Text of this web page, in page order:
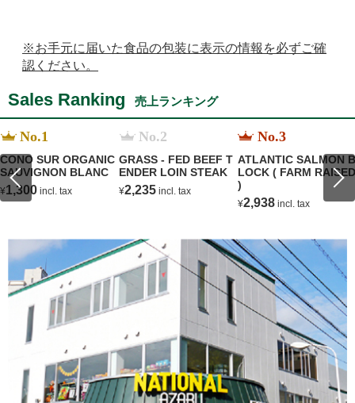
※お手元に届いた食品の包装に表示の情報を必ずご確
認ください。
Sales Ranking 売上ランキング
No.1
CONO SUR ORGANIC
SAUVIGNON BLANC
¥1,300 incl. tax
No.2
GRASS - FED BEEF T
ENDER LOIN STEAK
¥2,235 incl. tax
No.3
ATLANTIC SALMON B
LOCK ( FARM RAISED
)
¥2,938 incl. tax